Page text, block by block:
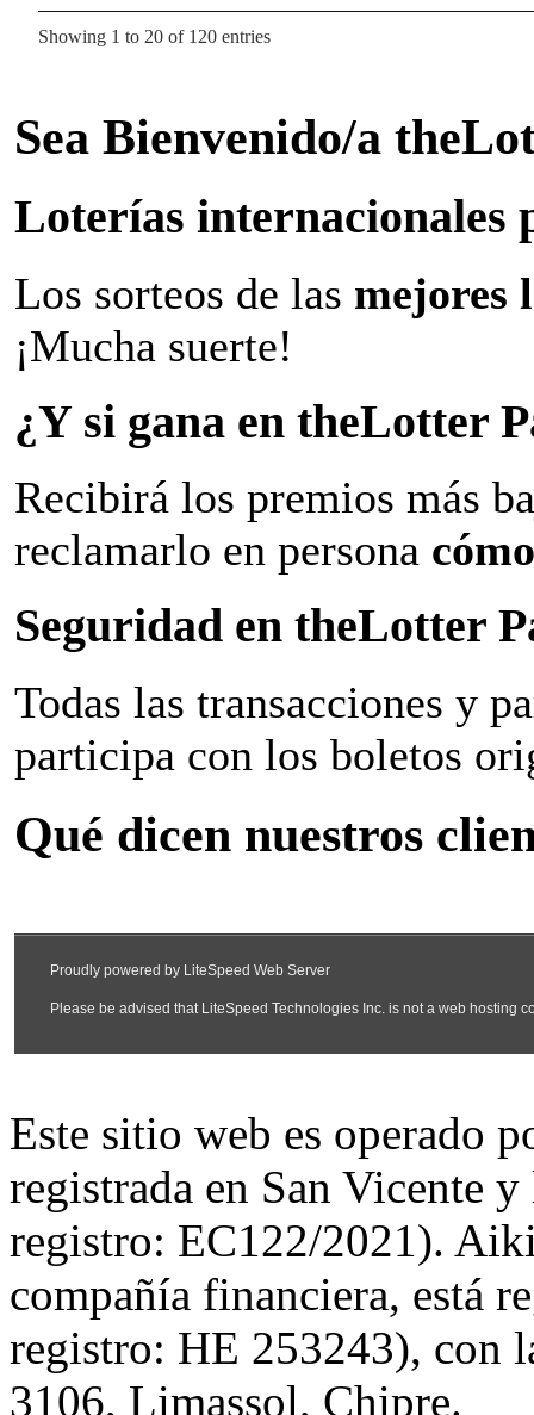
Showing 1 to 20 of 120 entries
Sea Bienvenido/a
Loterías internacionales
Los sorteos de las mejores
¡Mucha suerte!
¿Y si gana en theLotter
Recibirá los premios más
reclamarlo en persona
Seguridad en theLotter
Todas las transacciones y
participa con los boletos
Qué dicen nuestros
Este sitio web es operado
registrada en San Vicente
registro: EC122/2021).
compañía financiera, está
registro: HE 253243), con
3106, Limassol, Chipre.